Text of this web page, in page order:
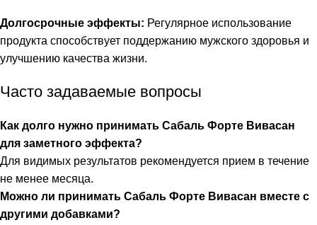
Долгосрочные эффекты: Регулярное использование
продукта способствует поддержанию мужского здоровья и
улучшению качества жизни.
Часто задаваемые вопросы
Как долго нужно принимать Сабаль Форте Вивасан
для заметного эффекта?
Для видимых результатов рекомендуется прием в течение
не менее месяца.
Можно ли принимать Сабаль Форте Вивасан вместе с
другими добавками?